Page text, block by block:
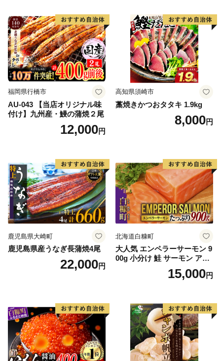
福岡県行橋市
AU-043 【当店オリジナル味
付け】九州産・鰻の蒲焼２尾
12,000円
高知県須崎市
藁焼きかつおタタキ 1.9kg
8,000円
鹿児島県大崎町
鹿児島県産うなぎ長蒲焼4尾
22,000円
北海道白糠町
大人気 エンペラーサーモン 9
00g 小分け 鮭 サーモン アト
ランティックサーモン 水産
庁長官賞 受賞 さけ シャケ し
満足 美味しい 贈答 生食用 刺
身 お刺身 刺し身 魚介類 海鮮
冷凍 厚切り 薄切り ふるさと
納税 ふるさとチョイス チョ
イス 北海道 白糠町
15,000円